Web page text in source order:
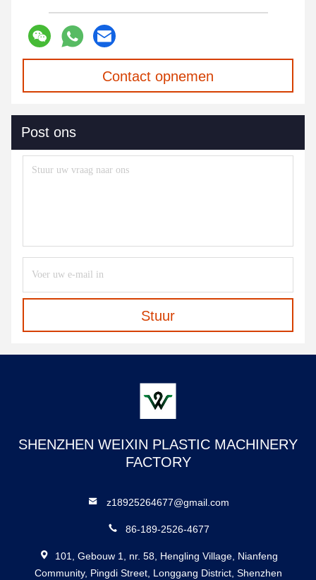
Contact opnemen
Post ons
Stuur
SHENZHEN WEIXIN PLASTIC MACHINERY
FACTORY
z18925264677@gmail.com
86-189-2526-4677
101, Gebouw 1, nr. 58, Hengling Village, Nianfeng
Community, Pingdi Street, Longgang District, Shenzhen